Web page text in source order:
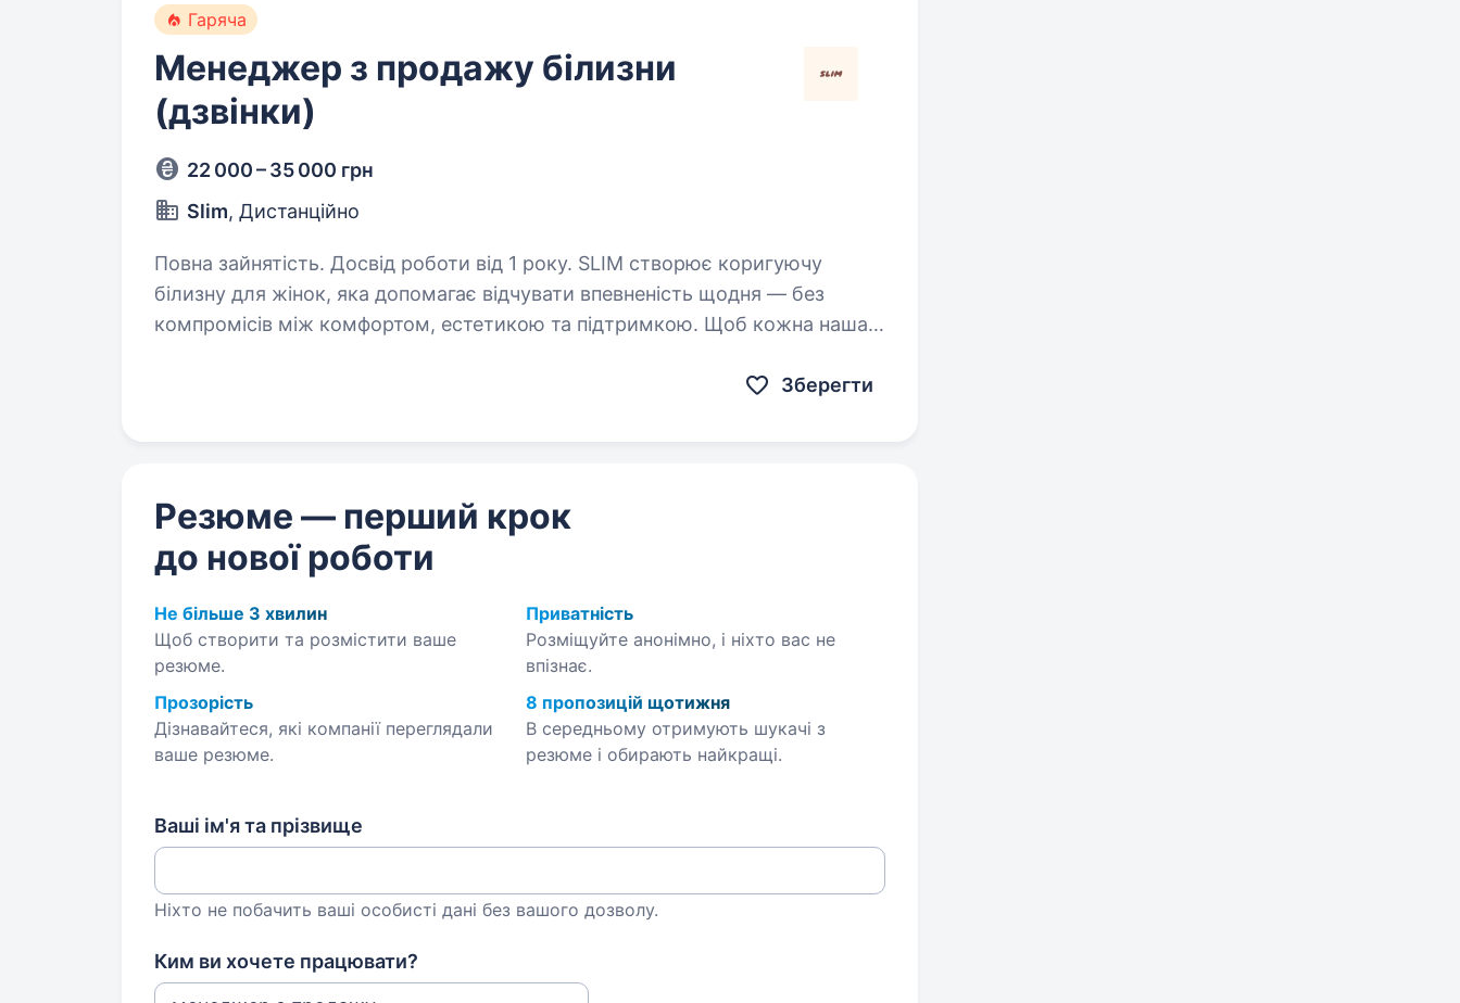
Гаряча
Менеджер з продажу білизни
(дзвінки)
22 000 – 35 000 грн
Slim, Дистанційно
Повна зайнятість. Досвід роботи від 1 року. SLIM створює коригуючу
білизну для жінок, яка допомагає відчувати впевненість щодня — без
компромісів між комфортом, естетикою та підтримкою. Щоб кожна наша
Зберегти
Резюме — перший крок
до нової роботи
Не більше 3 хвилин
Щоб створити та розмістити ваше
резюме.
Приватність
Розміщуйте анонімно, і ніхто вас не
впізнає.
Прозорість
Дізнавайтеся, які компанії переглядали
ваше резюме.
8 пропозицій щотижня
В середньому отримують шукачі з
резюме і обирають найкращі.
Ваші ім'я та прізвище
Ніхто не побачить ваші особисті дані без вашого дозволу.
Ким ви хочете працювати?